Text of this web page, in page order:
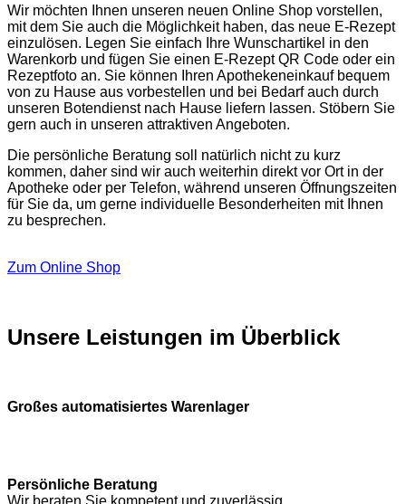
Wir möchten Ihnen unseren neuen Online Shop vorstellen,
mit dem Sie auch die Möglichkeit haben, das neue E-Rezept
einzulösen. Legen Sie einfach Ihre Wunschartikel in den
Warenkorb und fügen Sie einen E-Rezept QR Code oder ein
Rezeptfoto an. Sie können Ihren Apothekeneinkauf bequem
von zu Hause aus vorbestellen und bei Bedarf auch durch
unseren Botendienst nach Hause liefern lassen. Stöbern Sie
gern auch in unseren attraktiven Angeboten.
Die persönliche Beratung soll natürlich nicht zu kurz
kommen, daher sind wir auch weiterhin direkt vor Ort in der
Apotheke oder per Telefon, während unseren Öffnungszeiten
für Sie da, um gerne individuelle Besonderheiten mit Ihnen
zu besprechen.
Zum Online Shop
Unsere Leistungen im Überblick
Großes automatisiertes Warenlager
Persönliche Beratung